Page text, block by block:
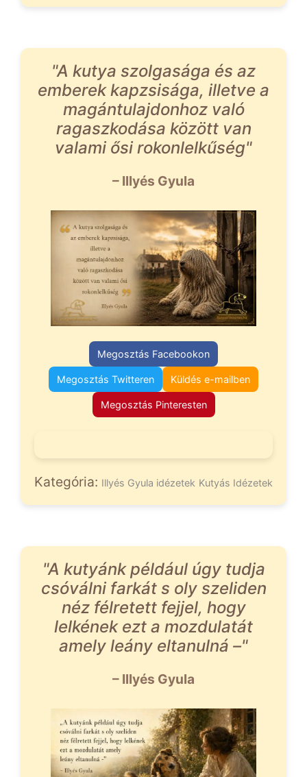
"A kutya szolgasága és az
emberek kapzsisága, illetve a
magántulajdonhoz való
ragaszkodása között van
valami ősi rokonlelkűség"
– Illyés Gyula
Megosztás Facebookon
Megosztás Twitteren Küldés e-mailben
Megosztás Pinteresten
Kategória: Illyés Gyula idézetek Kutyás Idézetek
"A kutyánk például úgy tudja
csóválni farkát s oly szeliden
néz félretett fejjel, hogy
lelkének ezt a mozdulatát
amely leány eltanulná –"
– Illyés Gyula